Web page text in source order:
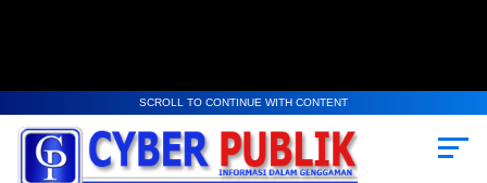
SCROLL TO CONTINUE WITH CONTENT